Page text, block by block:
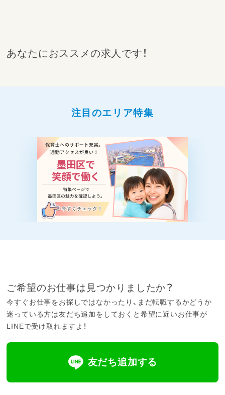
あなたにおススメの求人です！
注目のエリア特集
ご希望のお仕事は見つかりましたか？
今すぐお仕事をお探しではなかったり、まだ転職するかどうか
迷っている方は友だち追加をしておくと希望に近いお仕事が
LINEで受け取れますよ！
友だち追加する